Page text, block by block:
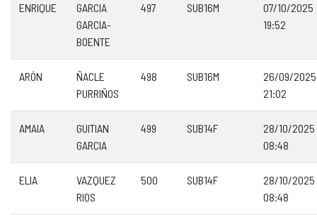
ENRIQUE
GARCIA
GARCIA-
BOENTE
497 SUB16M
07/10/2025
19:52
ARÓN
ÑACLE
PURRIÑOS
498 SUB16M
26/09/2025
21:02
AMAIA
GUITIAN
GARCIA
499 SUB14F
28/10/2025
08:48
ELIA
VAZQUEZ
RIOS
500 SUB14F
28/10/2025
08:48